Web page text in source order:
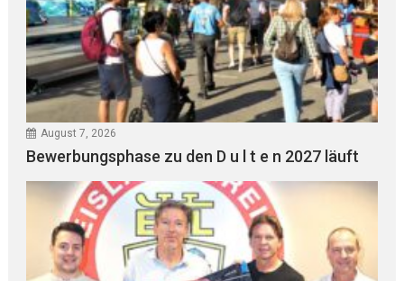
August 7, 2026
Bewerbungsphase zu den D u l t e n 2027 läuft